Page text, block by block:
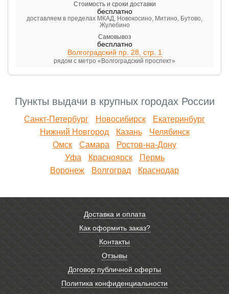
Стоимость и сроки доставки
бесплатно
доставляем в пределах МКАД, Новокосино, Митино, Бутово,
Жулебино
Самовывоз
бесплатно
Волгоградский пр. 28, стр. 1
рядом с метро «Волгоградский проспект»
Пункты выдачи в крупных городах России
Санкт-Петербург Новосибирск
Екатеринбург
Нижний Новгород
Казань
Челябинск
Омск
Самара
Ростов-на-Дону
Уфа
Красноярск
Пермь
Воронеж
Волгоград Краснодар
Доставка и оплата
Как оформить заказ?
Контакты
Отзывы
Договор публичной оферты
Политика конфиденциальности